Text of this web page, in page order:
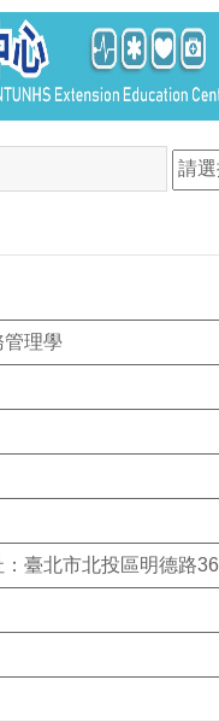
理學
臺北市北投區明德路